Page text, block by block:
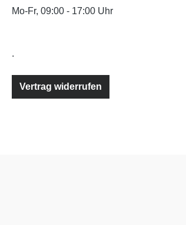
Mo-Fr, 09:00 - 17:00 Uhr
.
Vertrag widerrufen